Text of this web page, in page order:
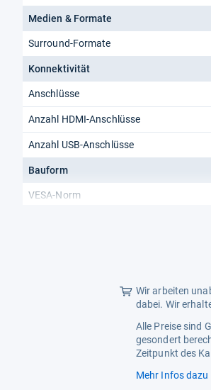
Medien & Formate
Surround-Formate
Konnektivität
Anschlüsse
Anzahl HDMI-Anschlüsse
Anzahl USB-Anschlüsse
Bauform
VESA-Norm
Wir arbeiten
dabei. Wir
Alle Preise sind
gesondert
Zeitpunkt des
Mehr Infos dazu